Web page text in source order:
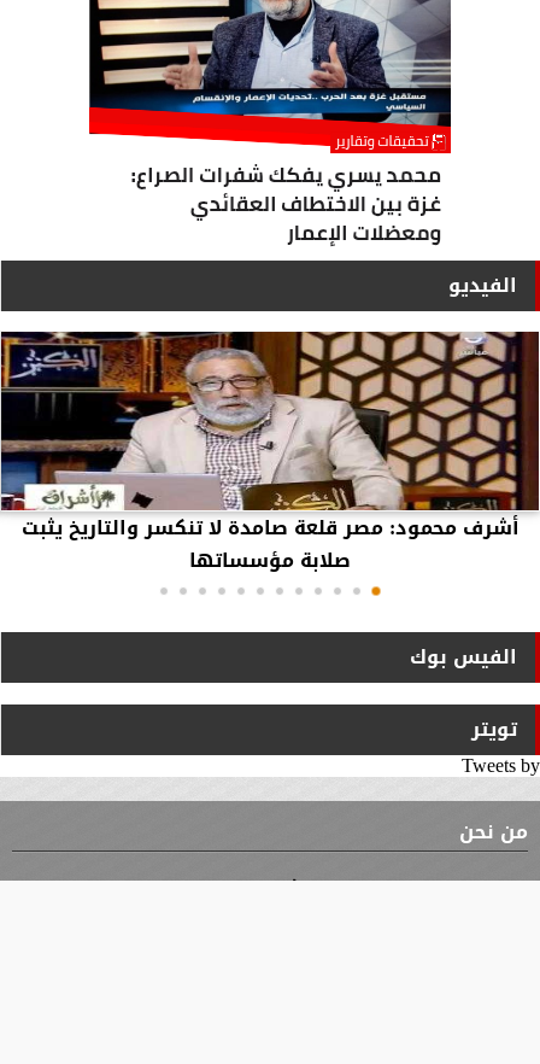
الفيديو
أشرف محمود: مصر قلعة صامدة لا تنكسر والتاريخ يثبت
صلابة مؤسساتها
الفيس بوك
تويتر
Tweets by
من نحن